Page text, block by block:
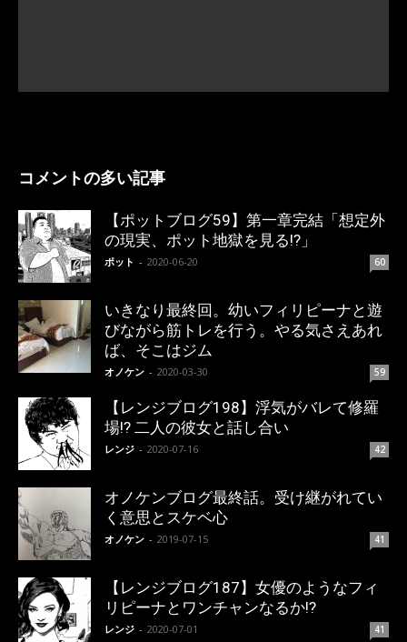
コメントの多い記事
【ポットブログ59】第一章完結「想定外
の現実、ポット地獄を見る!?」
ポット - 2020-06-20 60
いきなり最終回。幼いフィリピーナと遊
びながら筋トレを行う。やる気さえあれ
ば、そこはジム
オノケン - 2020-03-30 59
【レンジブログ198】浮気がバレて修羅
場!? 二人の彼女と話し合い
レンジ - 2020-07-16 42
オノケンブログ最終話。受け継がれてい
く意思とスケベ心
オノケン - 2019-07-15 41
【レンジブログ187】女優のようなフィ
リピーナとワンチャンなるか!?
レンジ - 2020-07-01 41